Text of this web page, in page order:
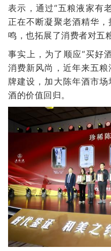
表示，通过“五粮液家有
正在不断凝聚老酒精华
鸣，也拓展了消费者对五
事实上，为了顺应“买好
消费新风尚，近年来五
牌建设，加大陈年酒市
酒的价值回归。